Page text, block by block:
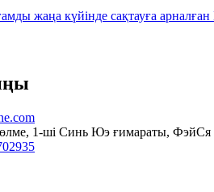
1-ші Синь Юэ ғимараты, ФэйСя